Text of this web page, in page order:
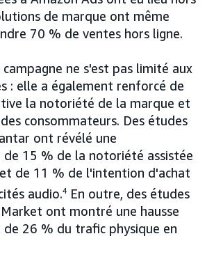
de marque ont même
70 % de ventes hors ligne.
ne s'est pas limité aux
: elle a également renforcé de
la notoriété de la marque et
consommateurs. Des études
ont révélé une
15 % de la notoriété assistée
de 11 % de l'intention d'achat
audio.4 En outre, des études
ont montré une hausse
26 % du trafic physique en